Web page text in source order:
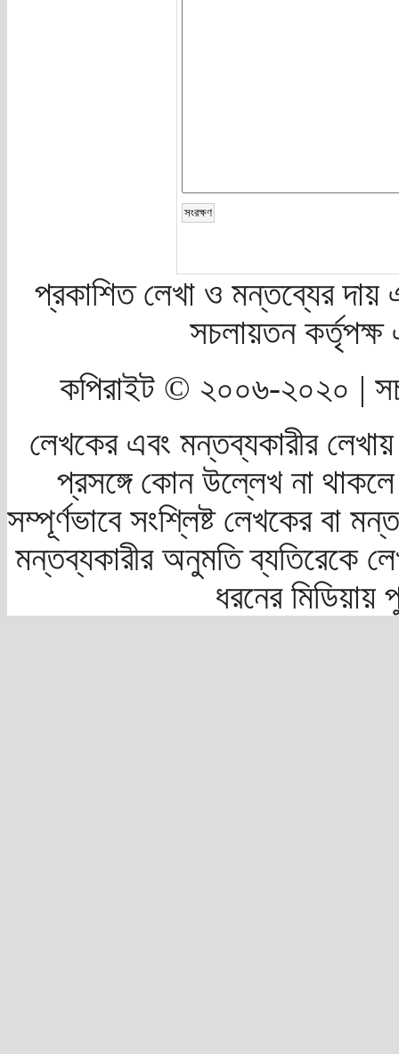
প্রকাশিত লেখা ও মন্তব্যের দায়
সচলায়তন
কপিরাইট © ২০০৬-২০২০ |
লেখকের এবং মন্তব্যকারীর
প্রসঙ্গে কোন উল্লেখ না
সম্পূর্ণভাবে সংশ্লিষ্ট লেখকের বা
মন্তব্যকারীর অনুমতি ব্যতিরেকে
ধরনের মিডিয়ায়